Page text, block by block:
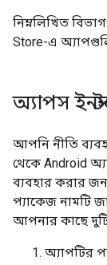
নিম্নলিখিত
Store-এ
অ্যাপস
আপনি নীতি
থেকে Android
ব্যবহার করার
প্যাকেজ নামটি
আপনার কাছে
অ্যাপটির